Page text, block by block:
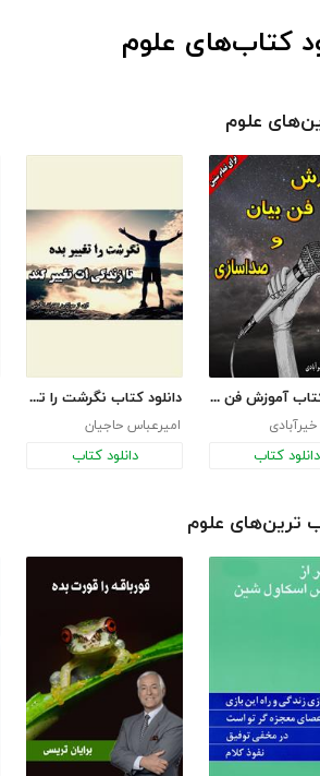
کتاب‌های علوم
علوم
دانلود کتاب آموزش فن بیان و صداسازی
دانلود کتاب
دانلود کتاب نگرشت را تغییر بده تا زندگی‌ات تغییر کند
امیرعباس حاجیان
دانلود کتاب
ترین‌های علوم